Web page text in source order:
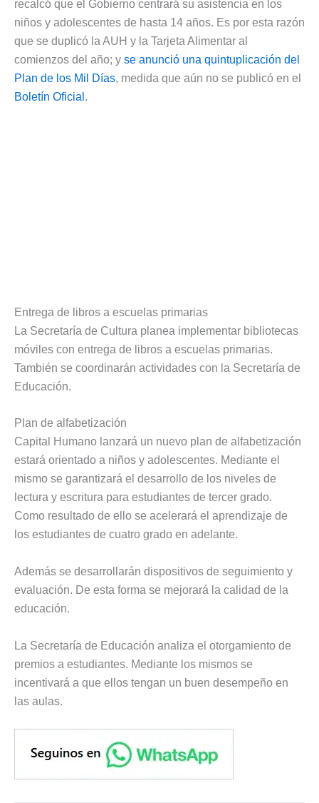
recalcó que el Gobierno centrará su asistencia en los
niños y adolescentes de hasta 14 años. Es por esta razón
que se duplicó la AUH y la Tarjeta Alimentar al
comienzos del año; y se anunció una quintuplicación del
Plan de los Mil Días, medida que aún no se publicó en el
Boletín Oficial .
Entrega de libros a escuelas primarias
La Secretaría de Cultura planea implementar bibliotecas
móviles con entrega de libros a escuelas primarias.
También se coordinarán actividades con la Secretaría de
Educación.
Plan de alfabetización
Capital Humano lanzará un nuevo plan de alfabetización
estará orientado a niños y adolescentes. Mediante el
mismo se garantizará el desarrollo de los niveles de
lectura y escritura para estudiantes de tercer grado.
Como resultado de ello se acelerará el aprendizaje de
los estudiantes de cuatro grado en adelante.
Además se desarrollarán dispositivos de seguimiento y
evaluación. De esta forma se mejorará la calidad de la
educación.
La Secretaría de Educación analiza el otorgamiento de
premios a estudiantes. Mediante los mismos se
incentivará a que ellos tengan un buen desempeño en
las aulas.